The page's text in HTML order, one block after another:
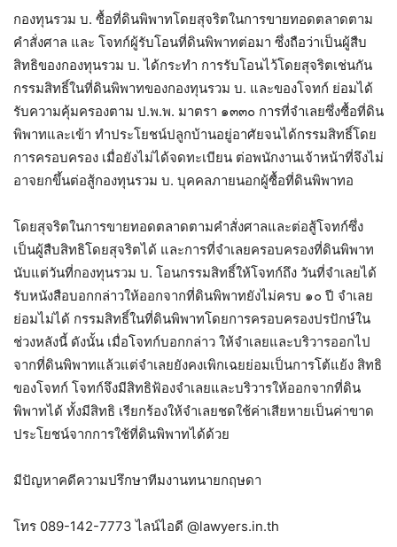
กองทุนรวม บ. ซื้อที่ดินพิพาทโดยสุจริตในการขายทอดตลาดตาม
คําสั่งศาล และ โจทก์ผู้รับโอนที่ดินพิพาทต่อมา ซึ่งถือว่าเป็นผู้สืบ
สิทธิของกองทุนรวม บ. ได้กระทํา การรับโอนไว้โดยสุจริตเช่นกัน
กรรมสิทธิ์ในที่ดินพิพาทของกองทุนรวม บ. และของโจทก์ ย่อมได้
รับความคุ้มครองตาม ป.พ.พ. มาตรา ๑๓๓๐ การที่จําเลยซึ่งซื้อที่ดิน
พิพาทและเข้า ทําประโยชน์ปลูกบ้านอยู่อาศัยจนได้กรรมสิทธิ์โดย
การครอบครอง เมื่อยังไม่ได้จดทะเบียน ต่อพนักงานเจ้าหน้าที่จึงไม่
อาจยกขึ้นต่อสู้กองทุนรวม บ. บุคคลภายนอกผู้ซื้อที่ดินพิพาทอ
โดยสุจริตในการขายทอดตลาดตามคําสั่งศาลและต่อสู้โจทก์ซึ่ง
เป็นผู้สืบสิทธิโดยสุจริตได้ และการที่จําเลยครอบครองที่ดินพิพาท
นับแต่วันที่กองทุนรวม บ. โอนกรรมสิทธิ์ให้โจทก์ถึง วันที่จําเลยได้
รับหนังสือบอกกล่าวให้ออกจากที่ดินพิพาทยังไม่ครบ ๑๐ ปี จําเลย
ย่อมไม่ได้ กรรมสิทธิ์ในที่ดินพิพาทโดยการครอบครองปรปักษ์ใน
ช่วงหลังนี้ ดังนั้น เมื่อโจทก์บอกกล่าว ให้จําเลยและบริวารออกไป
จากที่ดินพิพาทแล้วแต่จําเลยยังคงเพิกเฉยย่อมเป็นการโต้แย้ง สิทธิ
ของโจทก์ โจทก์จึงมีสิทธิฟ้องจําเลยและบริวารให้ออกจากที่ดิน
พิพาทได้ ทั้งมีสิทธิ เรียกร้องให้จําเลยชดใช้ค่าเสียหายเป็นค่าขาด
ประโยชน์จากการใช้ที่ดินพิพาทได้ด้วย
มีปัญหาคดีความปรึกษาทีมงานทนายกฤษดา
โทร 089-142-7773 ไลน์ไอดี @lawyers.in.th